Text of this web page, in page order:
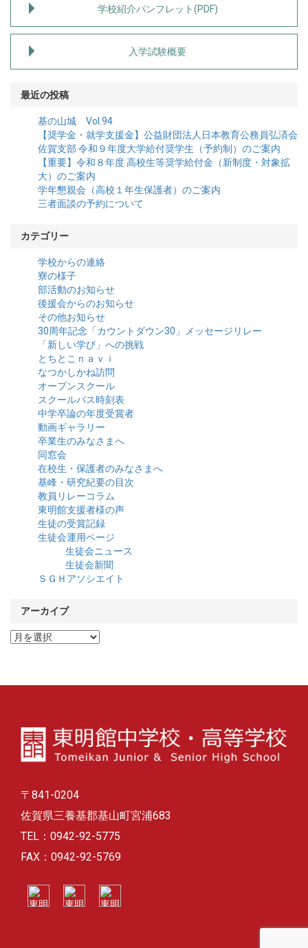
学校紹介パンフレット(PDF)
入学試験概要
最近の投稿
基の山城 Vol.94
【奨学金・就学支援金】公益財団法人日本教育公務員弘済会
佐賀支部 令和９年度大学給付奨学生（予約制）のご案内
【重要】令和８年度 高校生等奨学給付金（新制度・対象拡
大）のご案内
学年懇親会（高校１年生保護者）のご案内
三者面談の予約について
カテゴリー
学校からの連絡
寮の様子
部活動のお知らせ
後援会からのお知らせ
その他お知らせ
30周年記念「カウントダウン30」メッセージリレー
「新しい学び」への挑戦
とちとこｎａｖｉ
なつかしかね訪問
オープンスクール
スクールバス時刻表
中学卒論の年度受賞者
動画ギャラリー
卒業生のみなさまへ
同窓会
在校生・保護者のみなさまへ
基峰・研究紀要の目次
教員リレーコラム
東明館支援者様の声
生徒の受賞記録
生徒会運用ページ
生徒会ニュース
生徒会新聞
ＳＧＨアソシエイト
アーカイブ
ア
〒841-0204
佐賀県三養基郡基山町宮浦683
TEL：0942-92-5775
FAX：0942-92-5769